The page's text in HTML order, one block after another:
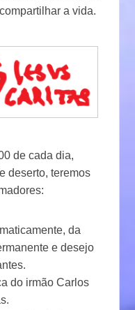
a vida.
de cada dia,
deserto, teremos
da
e desejo
do irmão Carlos